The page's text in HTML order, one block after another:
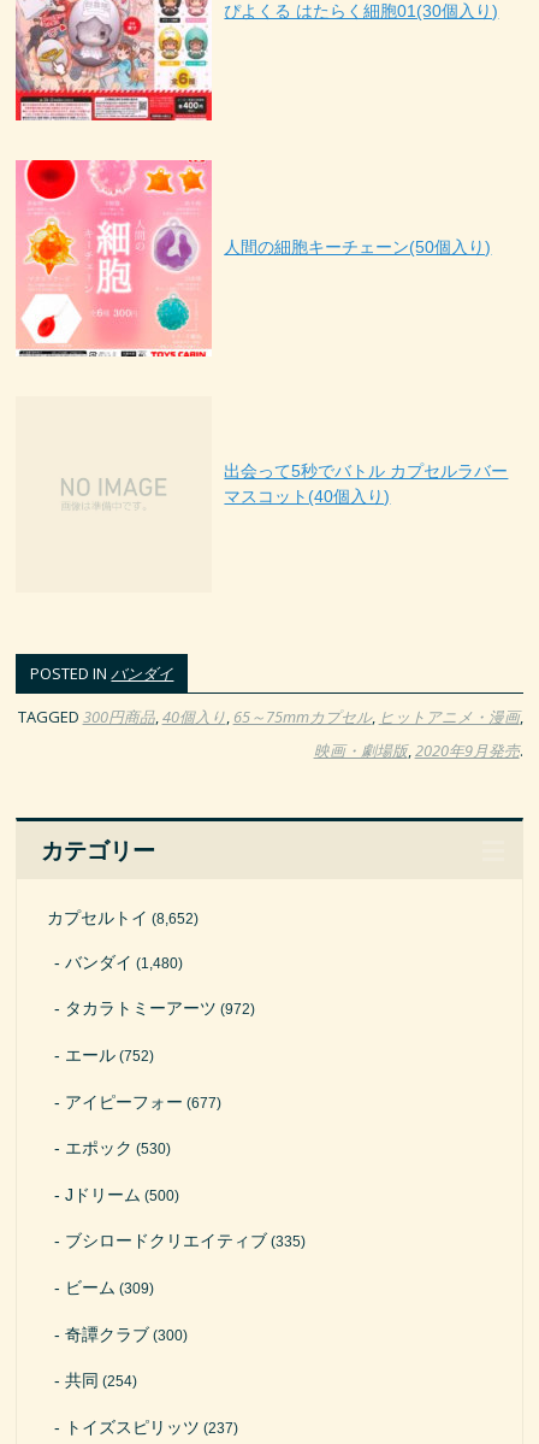
ぴよくる はたらく細胞01(30個入り)
人間の細胞キーチェーン(50個入り)
出会って5秒でバトル カプセルラバー
マスコット(40個入り)
POSTED INバンダイ
TAGGED 300円商品,40個入り, 65～75mmカプセル, ヒットアニメ・漫画,
映画・劇場版,2020年9月発売.
カテゴリー
カプセルトイ (8,652)
バンダイ (1,480)
タカラトミーアーツ (972)
エール (752)
アイピーフォー (677)
エポック (530)
Jドリーム (500)
ブシロードクリエイティブ (335)
ビーム (309)
奇譚クラブ (300)
共同 (254)
トイズスピリッツ (237)